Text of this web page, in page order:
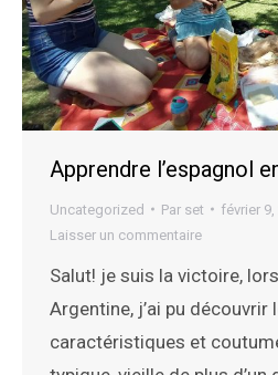
Apprendre l’espagnol
Uncategorized Par set
février 9,
Laisser un commentaire
Salut! je suis la victoire,
Argentine, j’ai pu découvrir
caractéristiques et